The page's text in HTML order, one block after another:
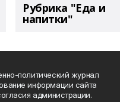
Рубрика "Еда и
напитки"
политический журнал
информации сайта
администрации.